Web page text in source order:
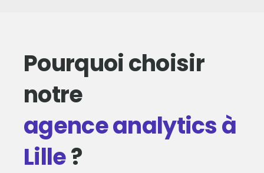
Pourquoi choisir
notre
agence analytics à
Lille?